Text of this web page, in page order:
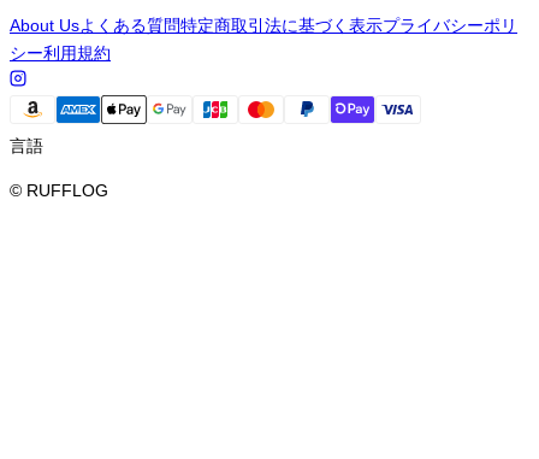
About Usよくある質問特定商取引法に基づく表示プライバシーポリ
シー利用規約
言語
© RUFFLOG